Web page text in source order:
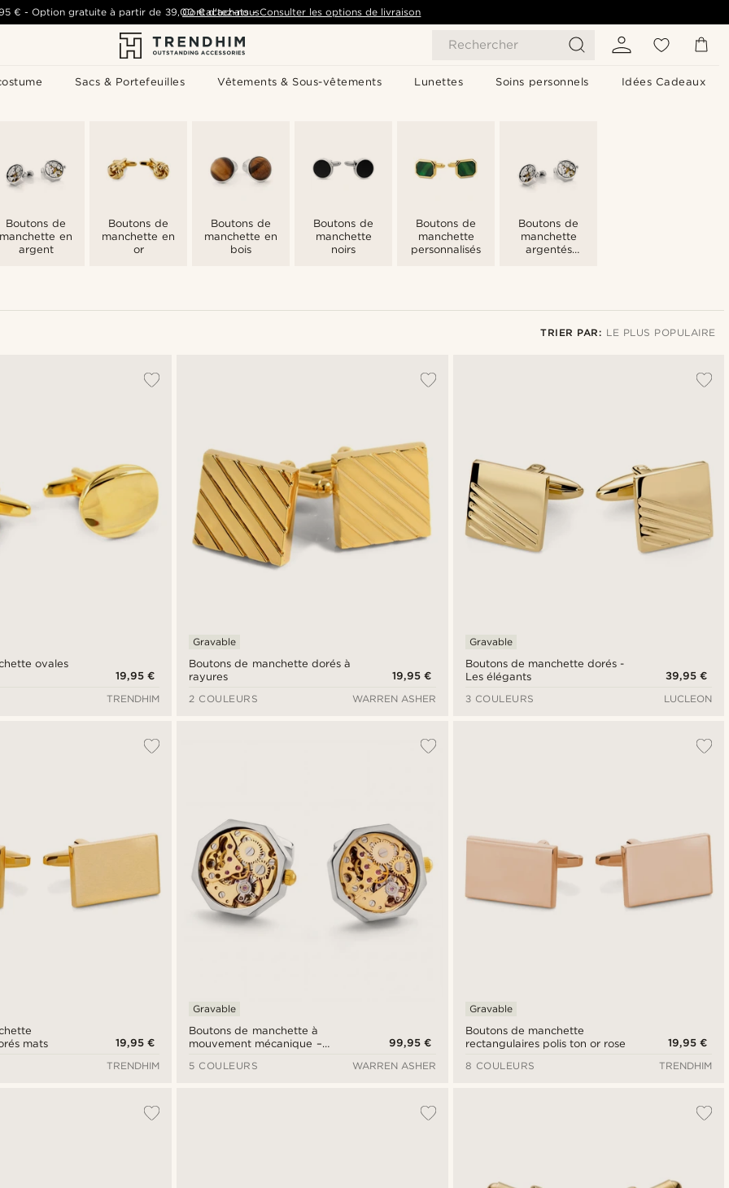
Rechercher
Sacs & Portefeuilles Vêtements & Sous-vêtements Lunettes Soins personnels Idées Cadeaux
€ -Option gratuite à partir de 39,00 € d'achats- Consulter les options de livraison
Contactez-nous
Boutons de
manchette en
argent
Boutons de
manchette en
or
Boutons de
manchette en
bois
Boutons de
manchette
noirs
Boutons de
manchette
personnalisés
Boutons de
manchette
argentés
TRIER PAR: LE PLUS POPULAIRE
ovales
19,95 €
TRENDHIM
Boutons de manchette dorés à
rayures
Gravable
19,95 €
2 COULEURS
WARREN ASHER
Boutons de manchette dorés -
Les élégants
Gravable
39,95 €
3 COULEURS
LUCLEON
mats
19,95 €
TRENDHIM
Boutons de manchette à
mouvement mécanique –
Gravable
99,95 €
5 COULEURS
WARREN ASHER
Boutons de manchette
rectangulaires polis ton or rose
Gravable
19,95 €
8 COULEURS
TRENDHIM